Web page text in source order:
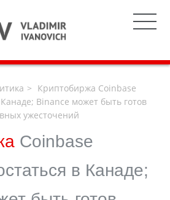
Криптобиржа Coinbase
Binance может быть готов
ужесточений
Coinbase
в Канаде;